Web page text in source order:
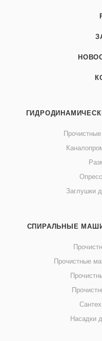
Заглушки
СПИРАЛЬНЫЕ
Прочистные
Насадки